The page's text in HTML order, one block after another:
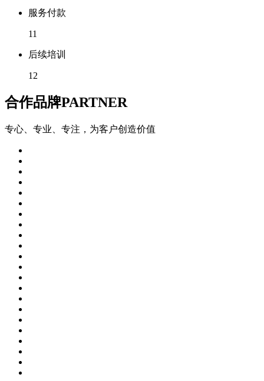
服务付款
11
后续培训
12
合作品牌PARTNER
专心、专业、专注，为客户创造价值